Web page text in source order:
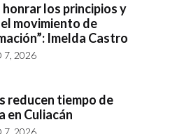
honrar los principios y
movimiento de
Imelda Castro
7, 2026
reducen tiempo de
en Culiacán
7, 2026